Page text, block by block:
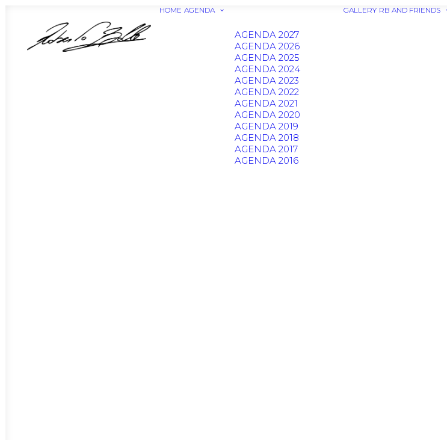
HOME AGENDA
AGENDA 2027
AGENDA 2026
AGENDA 2025
AGENDA 2024
AGENDA 2023
AGENDA 2022
AGENDA 2021
AGENDA 2020
AGENDA 2019
AGENDA 2018
AGENDA 2017
AGENDA 2016
GALLERY RB AND FRIENDS